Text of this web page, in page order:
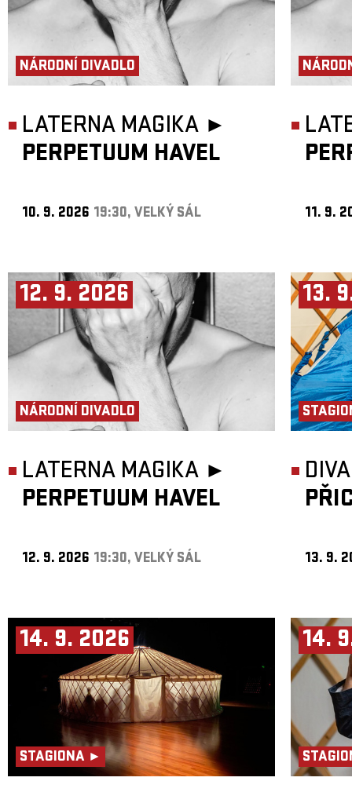
NÁRODNÍ DIVADLO
LATERNA MAGIKA ►
PERPETUUM HAVEL
10. 9. 2026 19:30, VELKÝ SÁL 11. 9.
12. 9. 2026
NÁRODNÍ DIVADLO
LATERNA MAGIKA ►
PERPETUUM HAVEL
12. 9. 2026 19:30, VELKÝ SÁL
13.
13. 9.
14. 9. 2026
STAGIONA ►
14.